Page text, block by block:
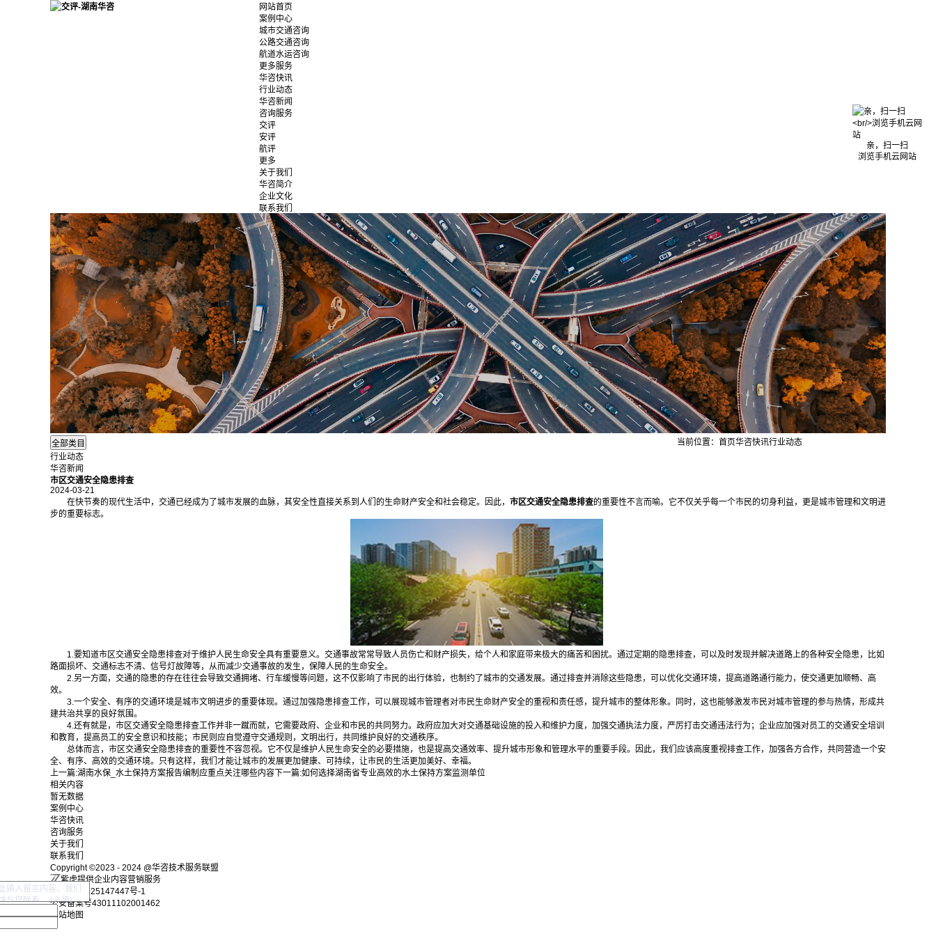
网站首页
案例中心
城市交通咨询
公路交通咨询
航道水运咨询
更多服务
华咨快讯
行业动态
华咨新闻
咨询服务
交评
安评
航评
更多
关于我们
华咨简介
企业文化
联系我们
行业动态
华咨新闻
当前位置： 首页华咨快讯行业动态
市区交通安全隐患排查
2024-03-21
在快节奏的现代生活中，交通已经成为了城市发展的血脉，其安全性直接关系到人们的生命财产安全和社会稳定。因此， 市区交通安全隐患排查的重要性不言而喻。它不仅关乎每一个市民的切身利益，更是城市管理和文明进
步的重要标志。
1.要知道市区交通安全隐患排查对于维护人民生命安全具有重要意义。交通事故常常导致人员伤亡和财产损失，给个人和家庭带来极大的痛苦和困扰。通过定期的隐患排查，可以及时发现并解决道路上的各种安全隐患，比如
路面损坏、交通标志不清、信号灯故障等，从而减少交通事故的发生，保障人民的生命安全。
2.另一方面，交通的隐患的存在往往会导致交通拥堵、行车缓慢等问题，这不仅影响了市民的出行体验，也制约了城市的交通发展。通过排查并消除这些隐患，可以优化交通环境，提高道路通行能力，使交通更加顺畅、高
效。
3.一个安全、有序的交通环境是城市文明进步的重要体现。通过加强隐患排查工作，可以展现城市管理者对市民生命财产安全的重视和责任感，提升城市的整体形象。同时，这也能够激发市民对城市管理的参与热情，形成共
建共治共享的良好氛围。
4.还有就是，市区交通安全隐患排查工作并非一蹴而就，它需要政府、企业和市民的共同努力。政府应加大对交通基础设施的投入和维护力度，加强交通执法力度，严厉打击交通违法行为；企业应加强对员工的交通安全培训
和教育，提高员工的安全意识和技能；市民则应自觉遵守交通规则，文明出行，共同维护良好的交通秩序。
总体而言，市区交通安全隐患排查的重要性不容忽视。它不仅是维护人民生命安全的必要措施，也是提高交通效率、提升城市形象和管理水平的重要手段。因此，我们应该高度重视排查工作，加强各方合作，共同营造一个安
全、有序、高效的交通环境。只有这样，我们才能让城市的发展更加健康、可持续，让市民的生活更加美好、幸福。‍
上一篇:湖南水保_水土保持方案报告编制应重点关注哪些内容 下一篇:如何选择湖南省专业高效的水土保持方案监测单位
相关内容
暂无数据
案例中心
华咨快讯
咨询服务
关于我们
联系我们
Copyright ©2023 - 2024 @华咨技术服务联盟
紫虎提供企业内容营销服务
湘ICP备2025147447号-1
公安备案号43011102001462
网站地图
亲，扫一扫
浏览手机云网站